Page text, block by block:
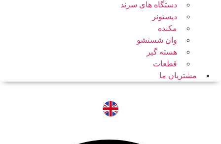
دستگاه های سرند
دیستونر
مکنده
وان شستشو
هسته گیر
قطعات
مشتریان ما